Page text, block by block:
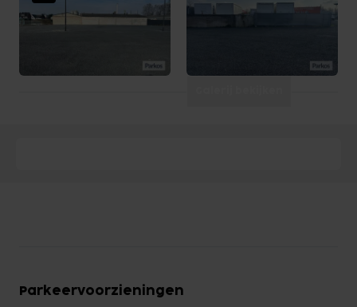
Parkeervoorzieningen